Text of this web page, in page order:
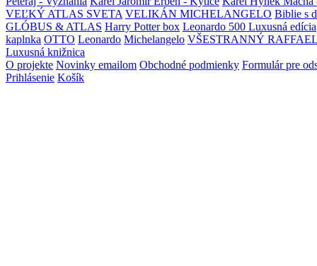
VEĽKÝ ATLAS SVETA VELIKÁN MICHELANGELO Biblie s
GLÓBUS & ATLAS Harry Potter box Leonardo 500 Luxusná edícia
kaplnka OTTO Leonardo Michelangelo VŠESTRANNÝ
Luxusná knižnica
O projekte Novinky emailom Obchodné podmienky Formulár pre
Prihlásenie Košík